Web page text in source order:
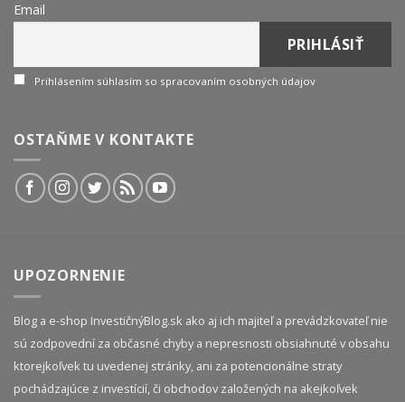
Email
Prihlásením súhlasím so spracovaním osobných údajov
OSTAŇME V KONTAKTE
UPOZORNENIE
Blog a e-shop InvestičnýBlog.sk ako aj ich majiteľ a prevádzkovateľ nie
sú zodpovední za občasné chyby a nepresnosti obsiahnuté v obsahu
ktorejkoľvek tu uvedenej stránky, ani za potencionálne straty
pochádzajúce z investícií, či obchodov založených na akejkoľvek